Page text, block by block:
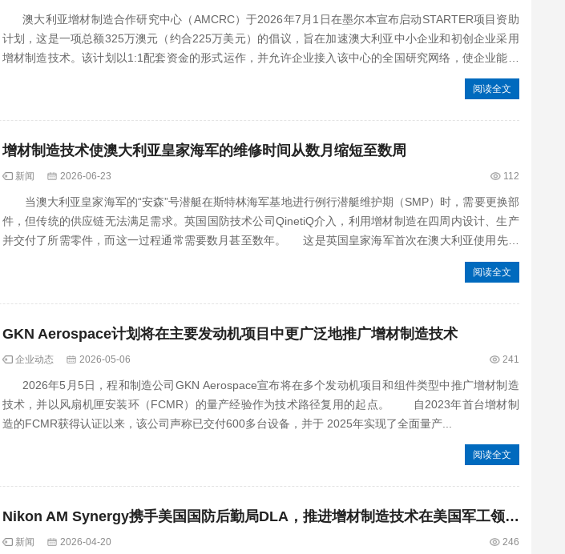
澳大利亚增材制造合作研究中心（AMCRC）于2026年7月1日在墨尔本宣布启动STARTER项目资助
计划，这是一项总额325万澳元（约合225万美元）的倡议，旨在加速澳大利亚中小企业和初创企业采用
增材制造技术。该计划以1:1配套资金的形式运作，并允许企业接入该中心的全国研究网络，使企业能够
阅读全文
增材制造技术使澳大利亚皇家海军的维修时间从数月缩短至数周
新闻 2026-06-23 112
当澳大利亚皇家海军的“安森”号潜艇在斯特林海军基地进行例行潜艇维护期（SMP）时，需要更换部
件，但传统的供应链无法满足需求。英国国防技术公司QinetiQ介入，利用增材制造在四周内设计、生产
并交付了所需零件，而这一过程通常需要数月甚至数年。 这是英国皇家海军首次在澳大利亚使用先进
阅读全文
GKN Aerospace计划将在主要发动机项目中更广泛地推广增材制造技术
企业动态 2026-05-06 241
2026年5月5日，程和制造公司GKN Aerospace宣布将在多个发动机项目和组件类型中推广增材制造
技术，并以风扇机匣安装环（FCMR）的量产经验作为技术路径复用的起点。 自2023年首台增材制
造的FCMR获得认证以来，该公司声称已交付600多台设备，并于 2025年实现了全面量产...
阅读全文
Nikon AM Synergy携手美国国防后勤局DLA，推进增材制造技术在美国军工领域落地应
新闻 2026-04-20 246